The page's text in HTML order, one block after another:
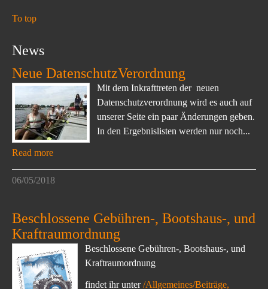
To top
News
Neue DatenschutzVerordnung
Mit dem Inkrafttreten der neuen
Datenschutzverordnung wird es auch auf
unserer Seite ein paar Änderungen geben.
In den Ergebnislisten werden nur noch...
Read more
06/05/2018
Beschlossene Gebühren-, Bootshaus-, und
Kraftraumordnung
Beschlossene Gebühren-, Bootshaus-, und
Kraftraumordnung
findet ihr unter/Allgemeines/Beiträge,